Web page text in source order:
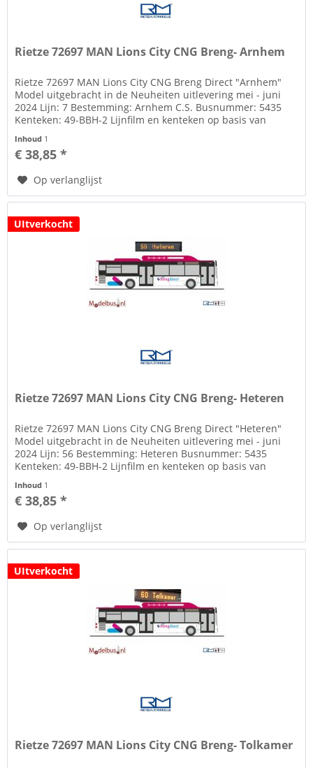
Rietze 72697 MAN Lions City CNG Breng- Arnhem
Rietze 72697 MAN Lions City CNG Breng Direct "Arnhem"
Model uitgebracht in de Neuheiten uitlevering mei - juni
2024 Lijn: 7 Bestemming: Arnhem C.S. Busnummer: 5435
Kenteken: 49-BBH-2 Lijnfilm en kenteken op basis van
Inhoud 1
€ 38,85 *
Op verlanglijst
UItverkocht
Rietze 72697 MAN Lions City CNG Breng- Heteren
Rietze 72697 MAN Lions City CNG Breng Direct "Heteren"
Model uitgebracht in de Neuheiten uitlevering mei - juni
2024 Lijn: 56 Bestemming: Heteren Busnummer: 5435
Kenteken: 49-BBH-2 Lijnfilm en kenteken op basis van
Inhoud 1
€ 38,85 *
Op verlanglijst
UItverkocht
Rietze 72697 MAN Lions City CNG Breng- Tolkamer